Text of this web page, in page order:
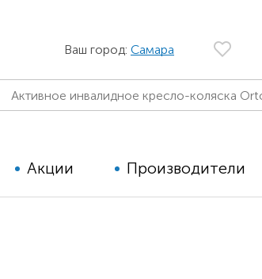
Ваш город: Самара
Акции Производители